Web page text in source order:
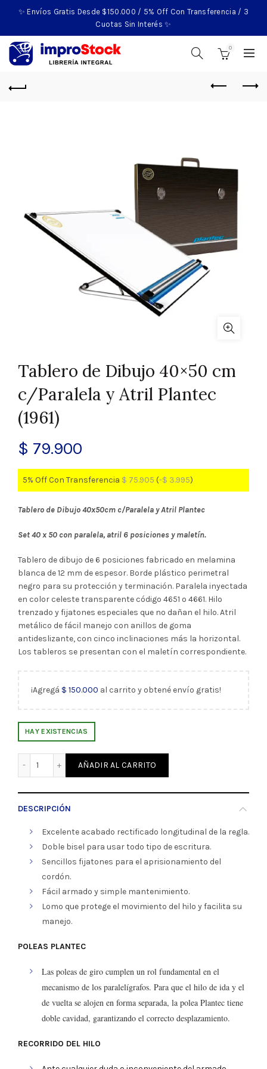
✨ Envíos Gratis Desde $150.000 / 5% Off Con Transferencia / 3
Cuotas Sin Interés ✨
0
Tablero de Dibujo 40×50 cm
c/Paralela y Atril Plantec
(1961)
$ 79.900
5% Off Con Transferencia $ 75.905 (-$ 3.995)
Tablero de Dibujo 40x50cm c/Paralela y Atril Plantec
Set 40 x 50 con paralela, atril 6 posiciones y maletín.
Tablero de dibujo de 6 posiciones fabricado en melamina
blanca de 12 mm de espesor. Borde plástico perimetral
negro para su protección y terminación. Paralela inyectada
en color celeste transparente código 4651 o 4661. Hilo
trenzado y fijatones especiales que no dañan el hilo. Atril
metálico de fácil manejo con anillos de goma
antideslizante, con cinco inclinaciones más la horizontal.
Los tableros se presentan con el maletín correspondiente.
¡Agregá $ 150.000 al carrito y obtené envío gratis!
HAY EXISTENCIAS
Tablero de Dibujo 40x50 cm c/Paralela y Atril Plantec
AÑADIR AL CARRITO
DESCRIPCIÓN
Excelente acabado rectificado longitudinal de la regla.
Doble bisel para usar todo tipo de escritura.
Sencillos fijatones para el aprisionamiento del
cordón.
Fácil armado y simple mantenimiento.
Lomo que protege el movimiento del hilo y facilita su
manejo.
POLEAS PLANTEC
Las poleas de giro cumplen un rol fundamental en el
mecanismo de los paralelígrafos. Para que el hilo de ida y el
de vuelta se alojen en forma separada, la polea Plantec tiene
doble cavidad, garantizando el correcto desplazamiento.
RECORRIDO DEL HILO